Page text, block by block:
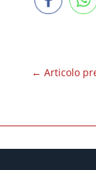
← Articolo